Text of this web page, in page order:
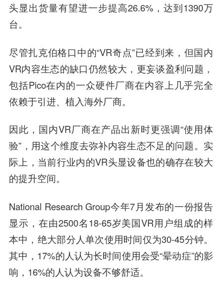
头显出货量有望进一步提高26.6%，达到1390万
台。
尽管扎克伯格口中的“VR奇点”已经到来，但国内
VR内容生态的缺口仍然较大，更妄谈盈利问题，
包括Pico在内的一众硬件厂商在内容上几乎完全
依赖于引进、植入海外厂商。
因此，国内VR厂商在产品出新时更强调“使用体
验”，用这个维度去弥补内容生态不足的问题。实
际上，当前行业内的VR头显设备也的确存在较大
的提升空间。
National Research Group今年7月发布的一份报告
显示，在由2500名18-65岁美国VR用户组成的样
本中，绝大部分人单次使用时间仅为30-45分钟。
其中，17%的人认为长时间使用会受“晕动症”的影
响，16%的人认为设备不够舒适。